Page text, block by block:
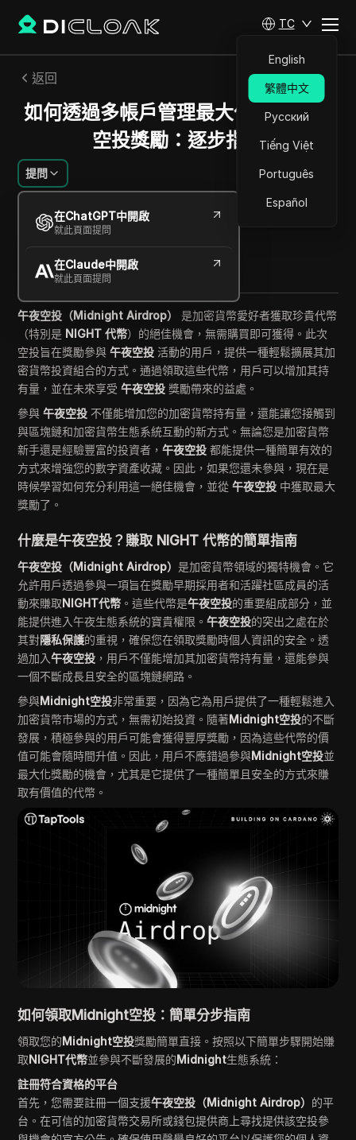
TC
English
繁體中文
Русский
Tiếng Việt
Português
Español
返回
如何透過多帳戶管理最大化Midnight
空投獎勵：逐步指南
提問
在ChatGPT中開啟
就此頁面提問
在Claude中開啟
就此頁面提問
艾蜜莉·格雷絲·約翰遜
2025年8月 7 分鐘 閱讀
Copy Link
午夜空投（Midnight Airdrop）
是加密貨幣愛好者獲取珍貴代幣
（特別是 NIGHT 代幣）的絕佳機會，無需購買即可獲得。此次
空投旨在獎勵參與午夜空投 活動的用戶，提供一種輕鬆擴展其加
密貨幣投資組合的方式。通過領取這些代幣，用戶可以增加其持
有量，並在未來享受午夜空投 獎勵帶來的益處。
參與午夜空投 不僅能增加您的加密貨幣持有量，還能讓您接觸到
與區塊鏈和加密貨幣生態系統互動的新方式。無論您是加密貨幣
新手還是經驗豐富的投資者，午夜空投 都能提供一種簡單有效的
方式來增強您的數字資產收藏。因此，如果您還未參與，現在是
時候學習如何充分利用這一絕佳機會，並從午夜空投 中獲取最大
獎勵了。
什麼是午夜空投？賺取 NIGHT 代幣的簡單指南
午夜空投（Midnight Airdrop）是加密貨幣領域的獨特機會。它
允許用戶透過參與一項旨在獎勵早期採用者和活躍社區成員的活
動來賺取NIGHT代幣 。這些代幣是午夜空投的重要組成部分，並
能提供進入午夜生態系統的寶貴權限。午夜空投的突出之處在於
其對隱私保護的重視，確保您在領取獎勵時個人資訊的安全。透
過加入午夜空投 ，用戶不僅能增加其加密貨幣持有量，還能參與
一個不斷成長且安全的區塊鏈網路。
參與Midnight空投非常重要，因為它為用戶提供了一種輕鬆進入
加密貨幣市場的方式，無需初始投資。隨著Midnight空投的不斷
發展，積極參與的用戶可能會獲得豐厚獎勵，因為這些代幣的價
值可能會隨時間升值。因此，用戶不應錯過參與Midnight空投並
最大化獎勵的機會，尤其是它提供了一種簡單且安全的方式來賺
取有價值的代幣。
如何領取Midnight空投：簡單分步指南
領取您的Midnight空投獎勵簡單直接。按照以下簡單步驟開始賺
取NIGHT代幣並參與不斷發展的Midnight生態系統：
註冊符合資格的平台
首先，您需要註冊一個支援午夜空投（Midnight Airdrop） 的平
台。在可信的加密貨幣交易所或錢包提供商上尋找提供該空投參